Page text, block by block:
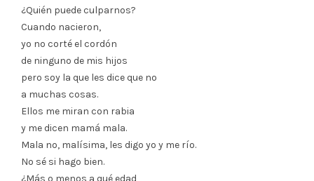
¿Quién puede culparnos?
Cuando nacieron,
yo no corté el cordón
de ninguno de mis hijos
pero soy la que les dice que no
a muchas cosas.
Ellos me miran con rabia
y me dicen mamá mala.
Mala no, malísima, les digo yo y me río.
No sé si hago bien.
¿Más o menos a qué edad